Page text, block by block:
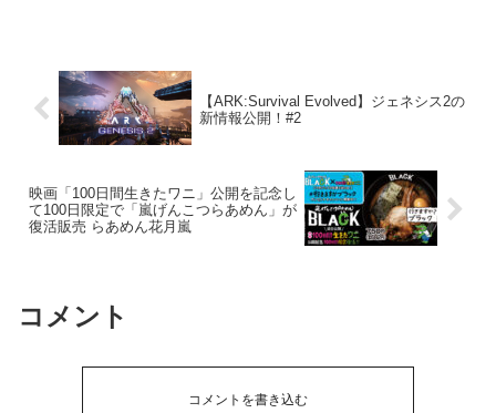
【ARK:Survival Evolved】ジェネシス2の
新情報公開！#2
映画「100日間生きたワニ」公開を記念し
て100日限定で「嵐げんこつらあめん」が
復活販売 らあめん花月嵐
コメント
コメントを書き込む